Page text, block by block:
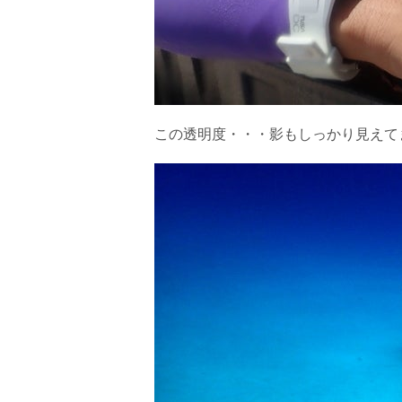
この透明度・・・影もしっかり見えて